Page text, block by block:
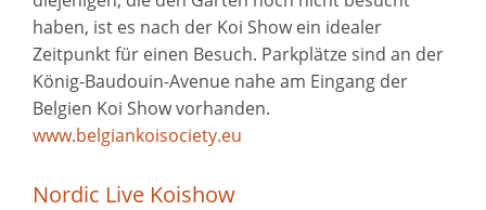
haben, ist es nach der Koi Show ein idealer
Zeitpunkt für einen Besuch. Parkplätze sind an der
König-Baudouin-Avenue nahe am Eingang der
Belgien Koi Show vorhanden.
www.belgiankoisociety.eu
Nordic Live Koishow